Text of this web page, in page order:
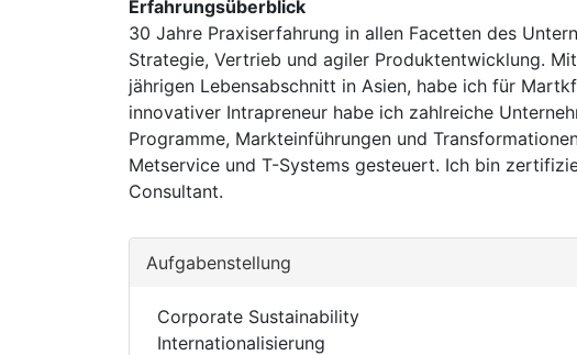
Erfahrungsüberblick
30 Jahre Praxiserfahrung in allen Facetten des
Strategie, Vertrieb und agiler Produktentwicklung.
jährigen Lebensabschnitt in Asien, habe ich für
innovativer Intrapreneur habe ich zahlreiche
Programme, Markteinführungen und
Metservice und T-Systems gesteuert. Ich bin
Consultant.
Aufgabenstellung
Corporate Sustainability
Internationalisierung